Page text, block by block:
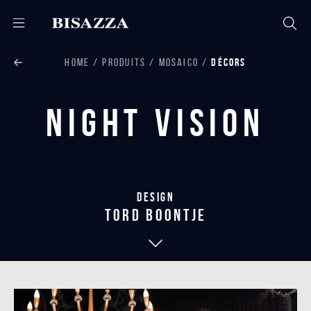
HOME PRODUITS MOSAICO DÉCORS
Night Vision
Design
tord boontje